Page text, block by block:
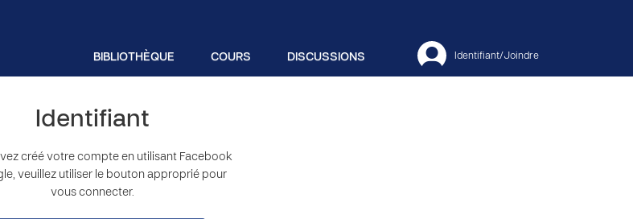
Identifiant/Joindre
DISCUSSIONS
COURS
BIBLIOTHÈQUE
Identifiant
créé votre compte en utilisant Facebook
veuillez utiliser le bouton approprié pour
vous connecter.